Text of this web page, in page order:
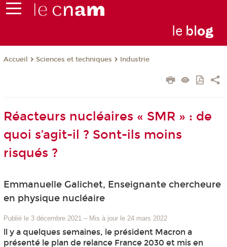
le blog
Accueil Sciences et techniques Industrie
Réacteurs nucléaires « SMR » : de
quoi s’agit-il ? Sont-ils moins
risqués ?
Emmanuelle Galichet, Enseignante chercheure
en physique nucléaire
Publié le 3 décembre 2021 – Mis à jour le 24 mars 2022
ll y a quelques semaines, le président Macron a
présenté le plan de relance France 2030 et mis en